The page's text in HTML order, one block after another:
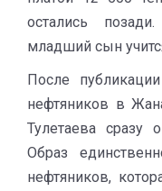
остались
младший сын
После
нефтяников в
Тулетаева сразу
Образ
нефтяников,